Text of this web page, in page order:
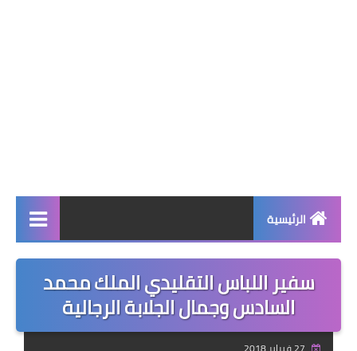
الرئيسية
صحة وجمال
نصائح ومعلومات
الخياطة التقليدية
سفير اللباس التقليدي الملك محمد
السادس وجمال الجلابة الرجالية